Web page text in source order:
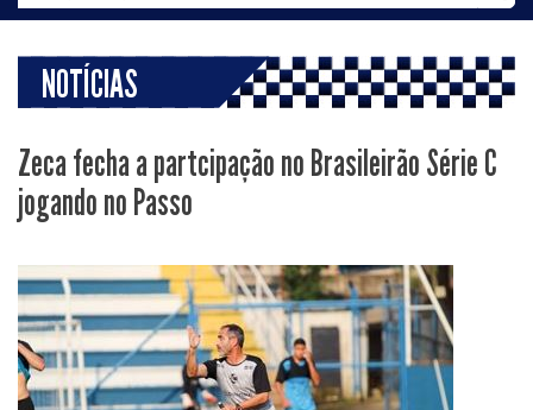
NOTÍCIAS
Zeca fecha a partcipação no Brasileirão Série C
jogando no Passo